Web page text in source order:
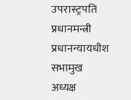
उपरास्ट्रपति
प्रधानमन्त्री
प्रधानन्यायधीश
सभामुख
अध्यक्ष